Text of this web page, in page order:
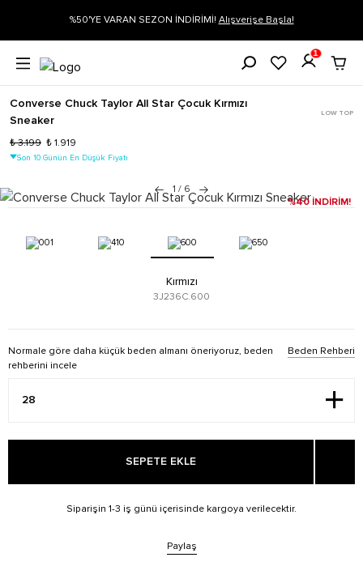
%50'YE VARAN SEZON İNDİRİMİ!Alışverişe Başla!
1
Converse Chuck Taylor All Star Çocuk Kırmızı
Sneaker
LOW TOP
₺ 3.199 ₺ 1.919
Son 10 Günün En Düşük Fiyatı
1 / 6
%40 İNDİRİM!
Kırmızı
3J236C.600
Normale göre daha küçük beden almanı öneriyoruz, beden
rehberini incele
Beden Rehberi
SEPETE EKLE
Siparişin 1-3 iş günü içerisinde kargoya verilecektir.
Paylaş